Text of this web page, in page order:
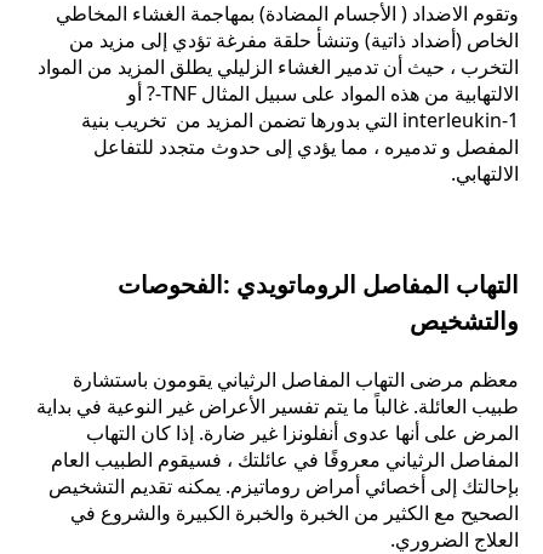
وتقوم الاضداد ( الأجسام المضادة) بمهاجمة الغشاء المخاطي
الخاص (أضداد ذاتية) وتنشأ حلقة مفرغة تؤدي إلى مزيد من
التخرب ، حيث أن تدمير الغشاء الزليلي يطلق المزيد من المواد
الالتهابية من هذه المواد على سبيل المثال TNF-? أو
interleukin-1 التي بدورها تضمن المزيد من تخريب بنية
المفصل و تدميره ، مما يؤدي إلى حدوث متجدد للتفاعل
الالتهابي.
التهاب المفاصل الروماتويدي :الفحوصات
والتشخيص
معظم مرضى التهاب المفاصل الرثياني يقومون باستشارة
طبيب العائلة. غالباً ما يتم تفسير الأعراض غير النوعية في بداية
المرض على أنها عدوى أنفلونزا غير ضارة. إذا كان التهاب
المفاصل الرثياني معروفًا في عائلتك ، فسيقوم الطبيب العام
بإحالتك إلى أخصائي أمراض روماتيزم. يمكنه تقديم التشخيص
الصحيح مع الكثير من الخبرة والخبرة الكبيرة والشروع في
العلاج الضروري.